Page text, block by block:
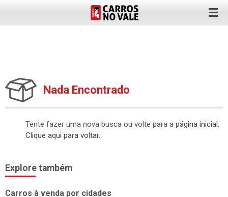
Nada Encontrado
Tente fazer uma nova busca ou volte para a página inicial.
Clique aqui para voltar.
Explore também
Carros à venda por cidades